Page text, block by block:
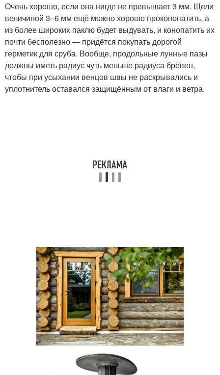
Очень хорошо, если она нигде не превышает 3 мм. Щели
величиной 3–6 мм ещё можно хорошо проконопатить, а
из более широких паклю будет выдувать, и конопатить их
почти бесполезно — придётся покупать дорогой
герметик для сруба. Вообще, продольные лунные пазы
должны иметь радиус чуть меньше радиуса брёвен,
чтобы при усыхании венцов швы не раскрывались и
уплотнитель оставался защищённым от влаги и ветра.